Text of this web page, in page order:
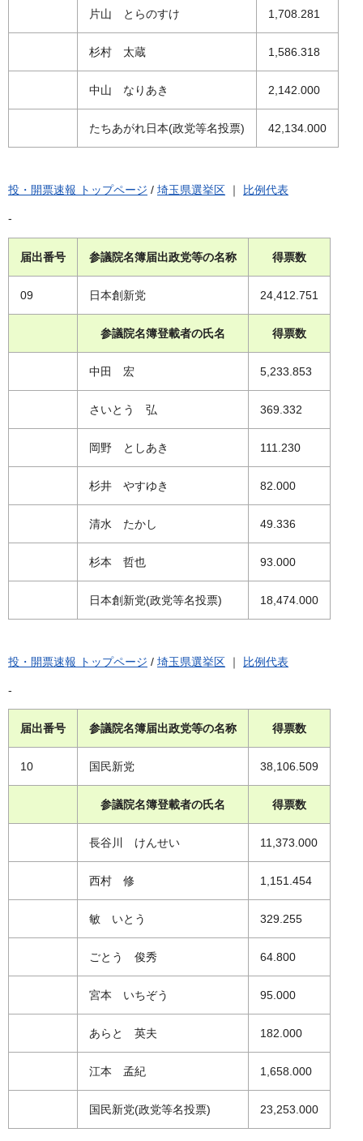
片山 とらのすけ 1,708.281
杉村 太蔵 1,586.318
中山 なりあき 2,142.000
たちあがれ日本(政党等名投票) 42,134.000
投・開票速報 トップページ / 埼玉県選挙区 ｜ 比例代表
-
届出番号 参議院名簿届出政党等の名称 得票数
09 日本創新党 24,412.751
参議院名簿登載者の氏名 得票数
中田 宏 5,233.853
さいとう 弘 369.332
岡野 としあき 111.230
杉井 やすゆき 82.000
清水 たかし 49.336
杉本 哲也 93.000
日本創新党(政党等名投票) 18,474.000
投・開票速報 トップページ / 埼玉県選挙区 ｜ 比例代表
-
届出番号 参議院名簿届出政党等の名称 得票数
10 国民新党 38,106.509
参議院名簿登載者の氏名 得票数
長谷川 けんせい 11,373.000
西村 修 1,151.454
敏 いとう 329.255
ごとう 俊秀 64.800
宮本 いちぞう 95.000
あらと 英夫 182.000
江本 孟紀 1,658.000
国民新党(政党等名投票) 23,253.000